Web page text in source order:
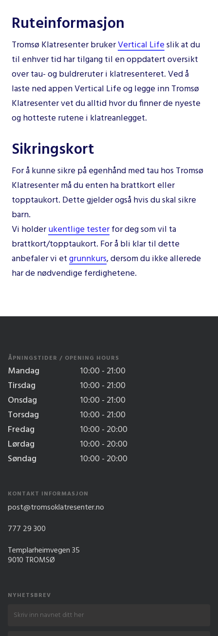
Ruteinformasjon
Tromsø Klatresenter brukerVertical Lifeslik at du
til enhver tid har tilgang til en oppdatert oversikt
over tau- og buldreruter i klatresenteret. Ved å
laste ned appen Vertical Life og legge inn Tromsø
Klatresenter vet du alltid hvor du finner de nyeste
og hotteste rutene i klatreanlegget.
Sikringskort
For å kunne sikre på egenhånd med tau hos Tromsø
Klatresenter må du enten ha brattkort eller
topptaukort. Dette gjelder også hvis du skal sikre
barn.
Vi holderukentlige testerfor deg som vil ta
brattkort/topptaukort. For å bli klar til dette
anbefaler vi etgrunnkurs, dersom du ikke allerede
har de nødvendige ferdighetene.
ÅPNINGSTIDER / OPENING HOURS
Mandag
10:00 - 21:00
Tirsdag
10:00 - 21:00
Onsdag
10:00 - 21:00
Torsdag
10:00 - 21:00
Fredag
10:00 - 20:00
Lørdag
10:00 - 20:00
Søndag
10:00 - 20:00
KONTAKT INFORMASJON
post@tromsoklatresenter.no
777 29 300
Templarheimvegen 35
9010 TROMSØ
NYHETSBREV